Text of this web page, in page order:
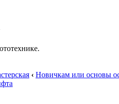
‹ Новичкам или основы